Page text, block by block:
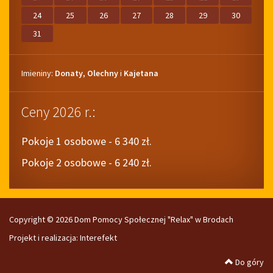
24
25 26 27 28 29
30
31
Imieniny
Imieniny: Donaty, Olechnyi Kajetana
Ceny 2026 r.:
Pokoje 1 osobowe - 6 340 zł.
Pokoje 2 osobowe - 6 240 zł.
Copyright © 2026 Dom Pomocy Społecznej "Relax" w Brodach
Projekt i realizacja: Interefekt
Do góry